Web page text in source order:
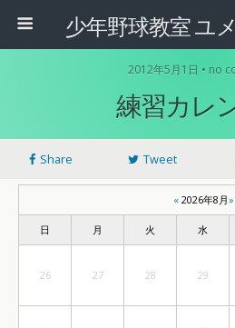
2012年5月1日 • no
練習カレ
Share Tweet
«2026年8月»
日 月 火 水
26 27 28 29